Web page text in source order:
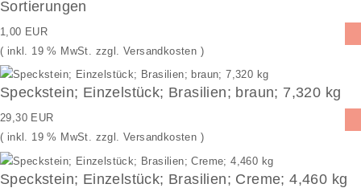
Sortierungen
1,00 EUR
( inkl. 19 % MwSt. zzgl. Versandkosten )
Speckstein; Einzelstück; Brasilien; braun; 7,320 kg
29,30 EUR
( inkl. 19 % MwSt. zzgl. Versandkosten )
Speckstein; Einzelstück; Brasilien; Creme; 4,460 kg